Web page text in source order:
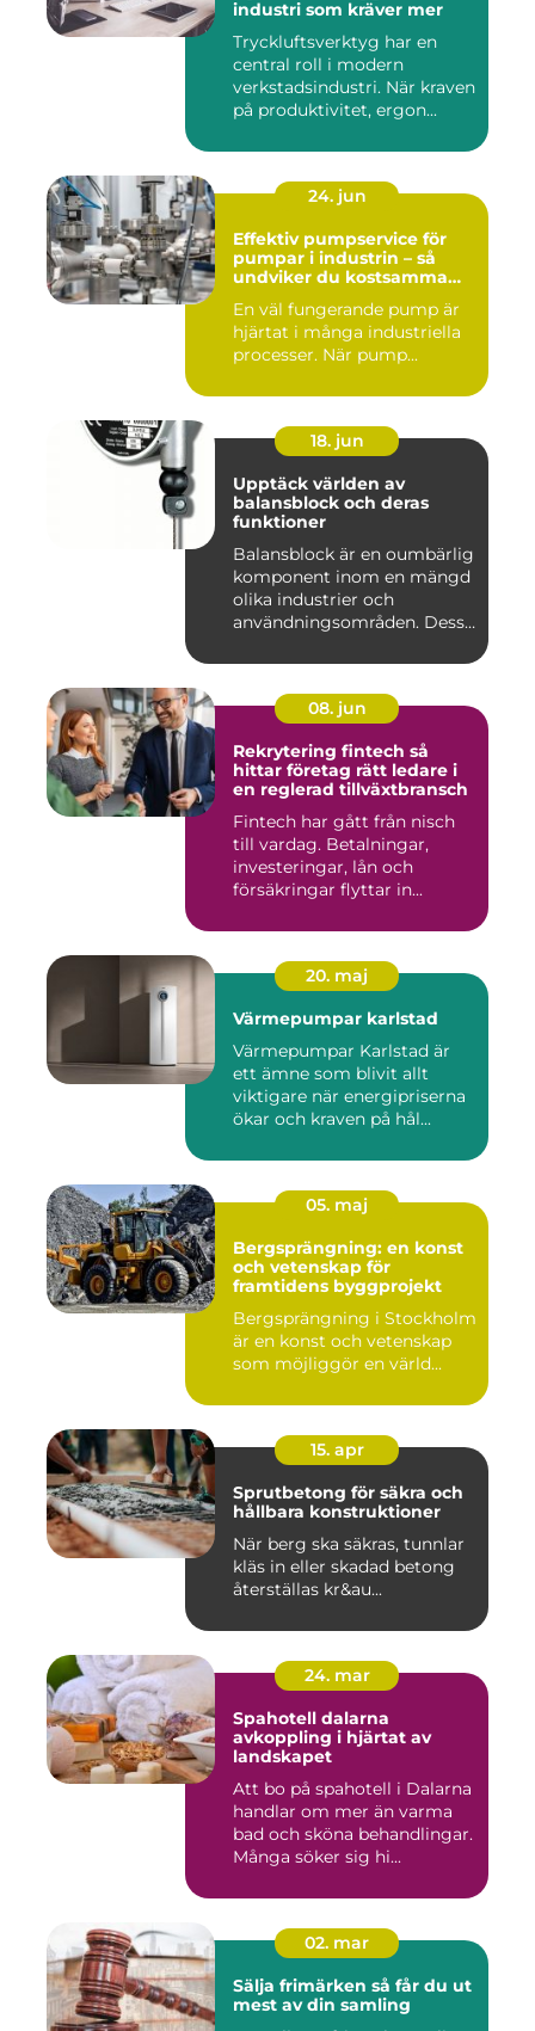
industri som kräver mer
Tryckluftsverktyg har en
central roll i modern
verkstadsindustri. När kraven
på produktivitet, ergon...
24. jun
Effektiv pumpservice för
pumpar i industrin – så
undviker du kostsamma
En väl fungerande pump är
hjärtat i många industriella
processer. När pump...
18. jun
Upptäck världen av
balansblock och deras
funktioner
Balansblock är en oumbärlig
komponent inom en mängd
olika industrier och
användningsområden. Dessa
08. jun
Rekrytering fintech så
hittar företag rätt ledare i
en reglerad tillväxtbransch
Fintech har gått från nisch
till vardag. Betalningar,
investeringar, lån och
försäkringar flyttar in...
20. maj
Värmepumpar karlstad
Värmepumpar Karlstad är
ett ämne som blivit allt
viktigare när energipriserna
ökar och kraven på hål...
05. maj
Bergsprängning: en konst
och vetenskap för
framtidens byggprojekt
Bergsprängning i Stockholm
är en konst och vetenskap
som möjliggör en värld...
15. apr
Sprutbetong för säkra och
hållbara konstruktioner
När berg ska säkras, tunnlar
kläs in eller skadad betong
återställas kr&au...
24. mar
Spahotell dalarna
avkoppling i hjärtat av
landskapet
Att bo på spahotell i Dalarna
handlar om mer än varma
bad och sköna behandlingar.
Många söker sig hi...
02. mar
Sälja frimärken så får du ut
mest av din samling